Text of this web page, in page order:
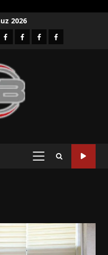
2026
facebook-Facebook-
Facebook-Facebook-
PRIMARY